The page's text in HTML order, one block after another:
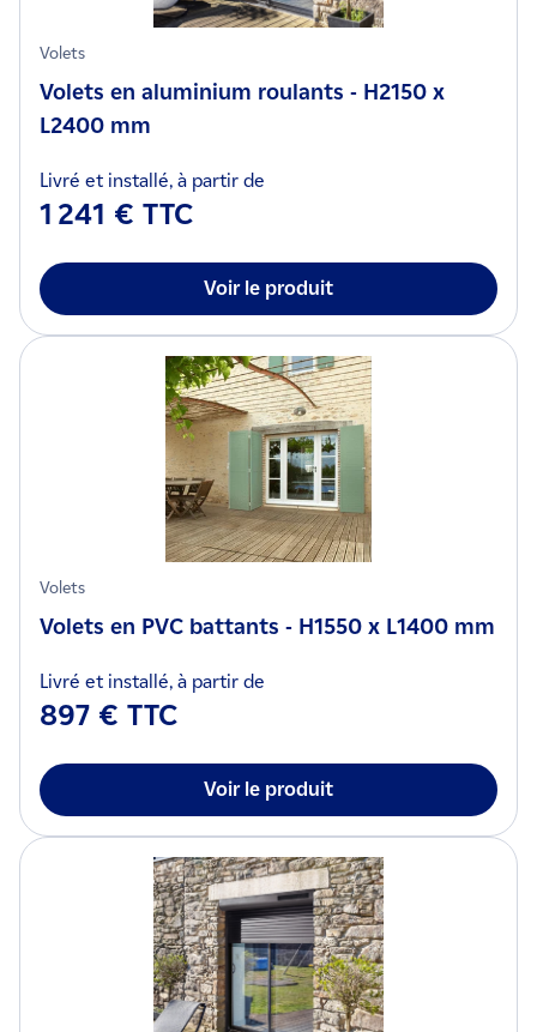
Volets
Volets en aluminium roulants - H2150 x
L2400 mm
Livré et installé, à partir de
1 241 € TTC
Voir le produit
Volets
Volets en PVC battants - H1550 x L1400 mm
Livré et installé, à partir de
897 € TTC
Voir le produit